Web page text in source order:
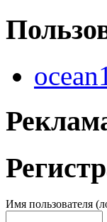
Имя пользователя